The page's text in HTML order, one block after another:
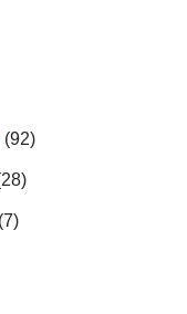
92
28
7